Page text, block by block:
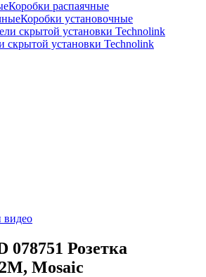
Коробки распаячные
Коробки установочные
скрытой установки Technolink
видео
078751 Розетка
Mosaic